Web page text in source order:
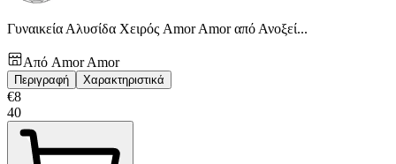
Γυναικεία Αλυσίδα Χειρός Amor Amor από Ανοξεί...
Από Amor Amor
Περιγραφή Χαρακτηριστικά
€8
40